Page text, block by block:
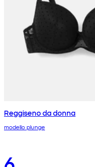
Reggiseno da donna
modello plunge